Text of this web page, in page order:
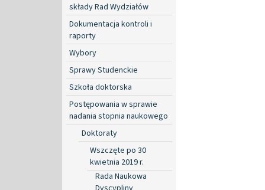
składy Rad Wydziałów
Dokumentacja kontroli i
raporty
Wybory
Sprawy Studenckie
Szkoła doktorska
Postępowania w sprawie
nadania stopnia naukowego
Doktoraty
Wszczęte po 30
kwietnia 2019 r.
Rada Naukowa